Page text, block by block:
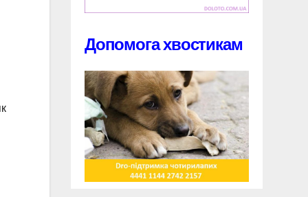
Допомога хвостикам